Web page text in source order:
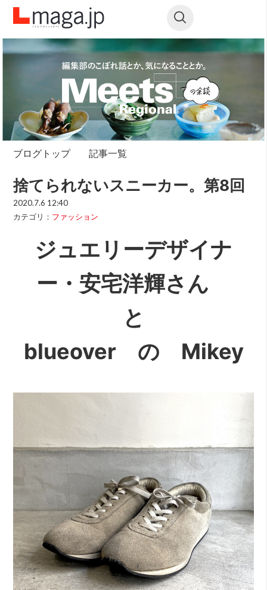
ブログトップ 記事一覧
捨てられないスニーカー。第8回
2020.7.6 12:40
カテゴリ： ファッション
ジュエリーデザイナ
ー・安宅洋輝さん
と
blueover の Mikey